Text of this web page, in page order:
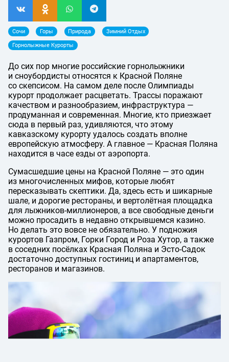
Сочи Горы Природа Зимний Отдых
Горнолыжные Курорты
До сих пор многие российские горнолыжники
и сноубордисты относятся к Красной Поляне
со скепсисом. На самом деле после Олимпиады
курорт продолжает расцветать. Трассы поражают
качеством и разнообразием, инфраструктура —
продуманная и современная. Многие, кто приезжает
сюда в первый раз, удивляются, что этому
кавказскому курорту удалось создать вполне
европейскую атмосферу. А главное — Красная Поляна
находится в часе езды от аэропорта.
Сумасшедшие цены на Красной Поляне — это один
из многочисленных мифов, которые любят
пересказывать скептики. Да, здесь есть и шикарные
шале, и дорогие рестораны, и вертолётная площадка
для лыжников-миллионеров, а все свободные деньги
можно просадить в недавно открывшемся казино.
Но делать это вовсе не обязательно. У подножия
курортов Газпром, Горки Город и Роза Хутор, а также
в соседних посёлках Красная Поляна и Эсто-Садок
достаточно доступных гостиниц и апартаментов,
ресторанов и магазинов.